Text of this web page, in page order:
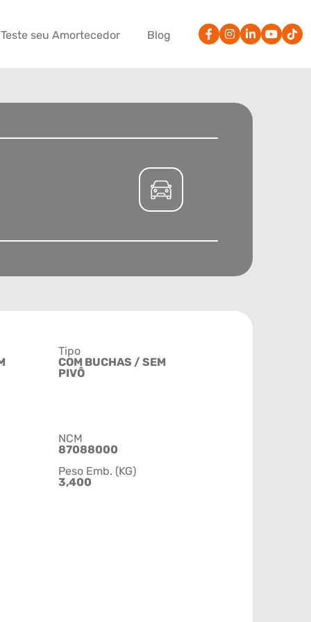
Teste seu Amortecedor Blog
Tipo
COM BUCHAS / SEM
PIVÔ
NCM
87088000
Peso Emb. (KG)
3,400